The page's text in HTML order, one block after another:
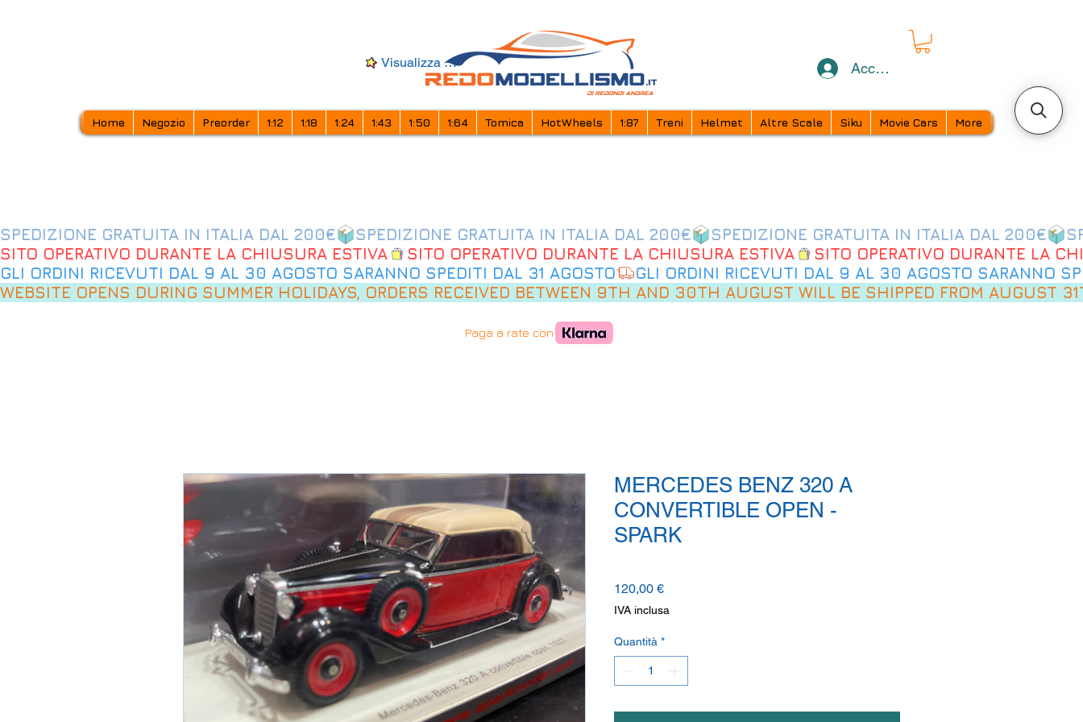
Visualizza punti Accedi
Home Negozio Preorder 1:12 1:18 1:24 1:43 1:50 1:64 Tomica HotWheels 1:87 Treni Helmet Altre Scale Siku Movie Cars More
SPEDIZIONE GRATUITA IN ITALIA DAL 200€
SITO OPERATIVO DURANTE LA CHIUSURA ESTIVA
GLI ORDINI RICEVUTI DAL 9 AL 30 AGOSTO SARANNO SPEDITI DAL 31 AGOSTO
WEBSITE OPENS DURING SUMMER HOLIDAYS, ORDERS RECEIVED BETWEEN 9TH AND 30TH AUGUST WILL BE SHIPPED FROM AUGUST
Paga a rate con
MERCEDES BENZ 320 A
CONVERTIBLE OPEN -
SPARK
120,00 €Prezzo
IVA inclusa
Quantità *